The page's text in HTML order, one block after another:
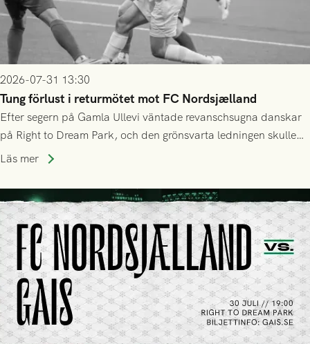
2026-07-31 13:30
Tung förlust i returmötet mot FC Nordsjælland
Efter segern på Gamla Ullevi väntade revanschsugna danskar
på Right to Dream Park, och den grönsvarta ledningen skulle
upphöra efter mindre än kvarten spelad. På lika mark visade
tennissiffror och det grönsvarta europaäventyret tog slut.
Läs mer